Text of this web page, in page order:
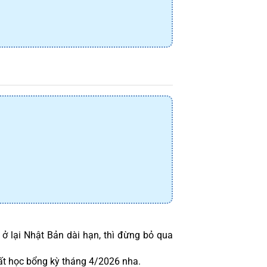
lại Nhật Bản dài hạn, thì đừng bỏ qua
học bổng kỳ tháng 4/2026 nha.